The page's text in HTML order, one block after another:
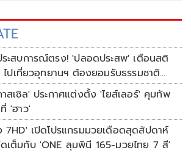
ระสบการณ์ตรง! 'ปลอดประสพ' เตือนสติ
ไปเที่ยวอุทยานฯ ต้องยอมรับธรรมชาติ
ห้ได้
สเซิล' ประกาศแต่งตั้ง 'ไยส์เลอร์' คุมทัพ
'ฮาว'
7HD' เปิดโปรแกรมมวยเดือดสุดสัปดาห์
เต็มกับ 'ONE ลุมพินี 165-มวยไทย 7 สี'